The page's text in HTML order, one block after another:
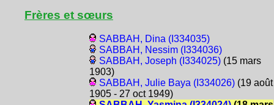
Frères et sœurs
SABBAH, Dina (I334035)
SABBAH, Nessim (I334036)
SABBAH, Joseph (I334025)(15 mars
1903)
SABBAH, Julie Baya (I334026)(19 août
1905 - 27 oct 1949)